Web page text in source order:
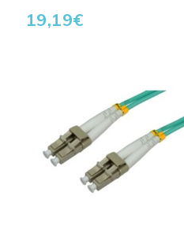
19,19€